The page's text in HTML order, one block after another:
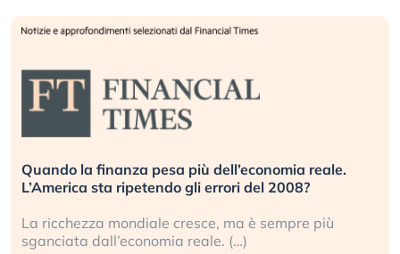
Quando la finanza pesa più dell’economia reale.
L’America sta ripetendo gli errori del 2008?
La ricchezza mondiale cresce, ma è sempre più
sganciata dall’economia reale. (…)